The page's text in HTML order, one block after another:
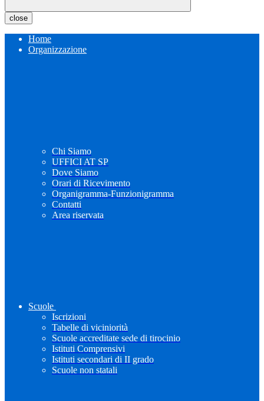
close
Home
Organizzazione
Chi Siamo
UFFICI AT SP
Dove Siamo
Orari di Ricevimento
Organigramma-Funzionigramma
Contatti
Area riservata
Scuole
Iscrizioni
Tabelle di viciniorità
Scuole accreditate sede di tirocinio
Istituti Comprensivi
Istituti secondari di II grado
Scuole non statali